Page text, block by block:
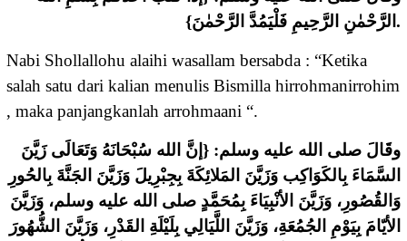
الرَّحْمٰنِ الرَّحِيمِ فَلْيَمُدَّ الرَّحْمٰنَ}.
Nabi Shollallohu alaihi wasallam bersabda : “Ketika
salah satu dari kalian menulis Bismilla hirrohmanirrohim
, maka panjangkanlah arrohmaani “.
وقَالَ صلى الله عليه وسلم: {إنَّ الله سُبْحَانَهُ وَتَعَالَى زَيَّنَ
السَّمَاءَ بِالكَوَاكِب وَزَيَّنَ المَلائِكَةَ بِجِبْرِيلَ وَزَيَّنَ الجَنَّةَ بِالحُورِ
وَالقُصُورِ، وَزَيَّنَ الأنْبِيَاءَ بِمُحَمَّدٍ صلى الله عليه وسلم، وَزَيَّنَ
الأيّامَ بِيَوْمِ الجُمُعَةِ، وَزَيَّنَ اللَّيَالِي بِلَيْلَةِ القَدْرِ، وَزَيَّنَ الشُّهُورَ